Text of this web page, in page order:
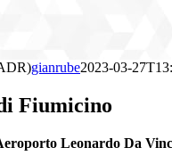
gianrube2023-03-
Fiumicino
Leonardo Da